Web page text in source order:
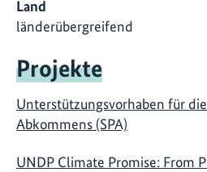
Land
länderübergreifend
Projekte
Unterstützungsvorhaben für
Abkommens (SPA)
UNDP Climate Promise: From